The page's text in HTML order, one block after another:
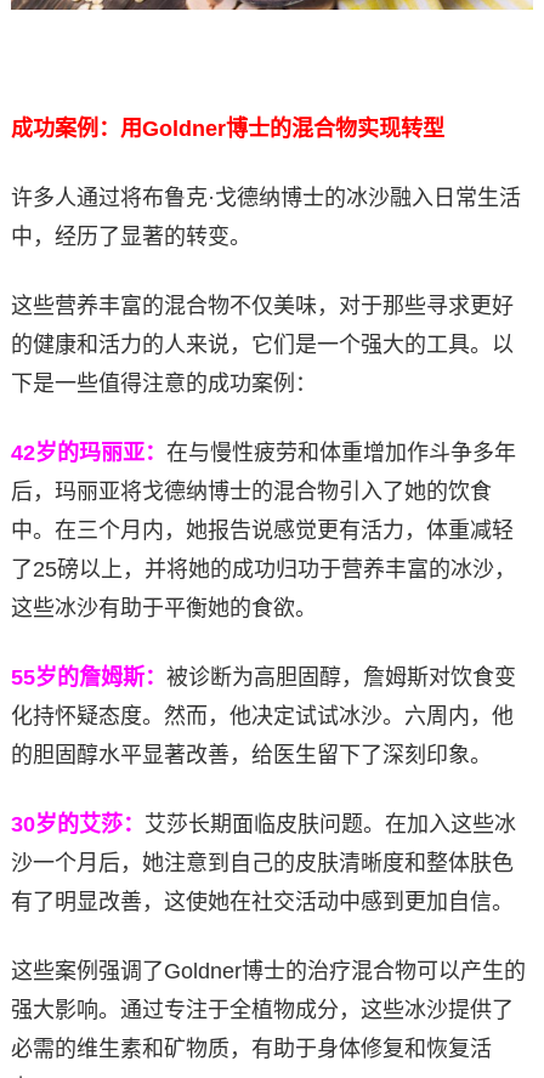
成功案例：用Goldner博士的混合物实现转型
许多人通过将布鲁克·戈德纳博士的冰沙融入日常生活
中，经历了显著的转变。
这些营养丰富的混合物不仅美味，对于那些寻求更好
的健康和活力的人来说，它们是一个强大的工具。以
下是一些值得注意的成功案例：
42岁的玛丽亚： 在与慢性疲劳和体重增加作斗争多年
后，玛丽亚将戈德纳博士的混合物引入了她的饮食
中。在三个月内，她报告说感觉更有活力，体重减轻
了25磅以上，并将她的成功归功于营养丰富的冰沙，
这些冰沙有助于平衡她的食欲。
55岁的詹姆斯： 被诊断为高胆固醇，詹姆斯对饮食变
化持怀疑态度。然而，他决定试试冰沙。六周内，他
的胆固醇水平显著改善，给医生留下了深刻印象。
30岁的艾莎： 艾莎长期面临皮肤问题。在加入这些冰
沙一个月后，她注意到自己的皮肤清晰度和整体肤色
有了明显改善，这使她在社交活动中感到更加自信。
这些案例强调了Goldner博士的治疗混合物可以产生的
强大影响。通过专注于全植物成分，这些冰沙提供了
必需的维生素和矿物质，有助于身体修复和恢复活